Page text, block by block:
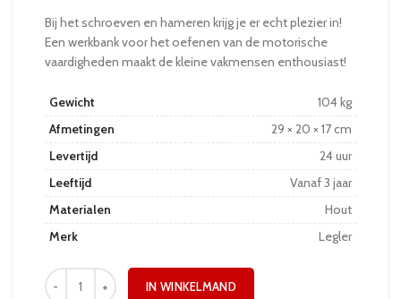
Bij het schroeven en hameren krijg je er echt plezier in!
Een werkbank voor het oefenen van de motorische
vaardigheden maakt de kleine vakmensen enthousiast!
Gewicht
104 kg
Afmetingen
29 × 20 × 17 cm
Levertijd
24 uur
Leeftijd
Vanaf 3 jaar
Materialen
Hout
Merk
Legler
IN WINKELMAND